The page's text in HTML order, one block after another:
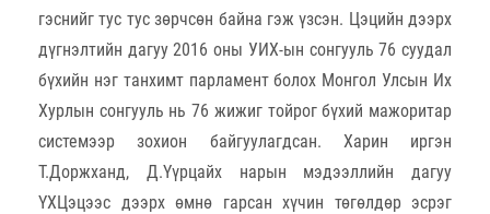
гэснийг тус тус зөрчсөн байна гэж үзсэн. Цэцийн дээрх
дүгнэлтийн дагуу 2016 оны УИХ-ын сонгууль 76 суудал
бүхийн нэг танхимт парламент болох Монгол Улсын Их
Хурлын сонгууль нь 76 жижиг тойрог бүхий мажоритар
системээр зохион байгуулагдсан. Харин иргэн
Т.Доржханд, Д.Үүрцайх нарын мэдээллийн дагуу
ҮХЦэцээс дээрх өмнө гарсан хүчин төгөлдөр эсрэг